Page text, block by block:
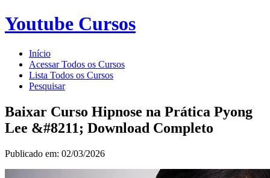
Youtube Cursos
Início
Acessar Todos os Cursos
Lista Todos os Cursos
Pesquisar
Baixar Curso Hipnose na Prática Pyong
Lee &#8211; Download Completo
Publicado em: 02/03/2026